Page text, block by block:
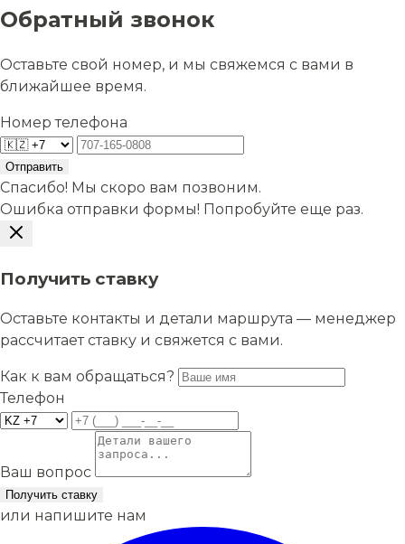
Обратный звонок
Оставьте свой номер, и мы свяжемся с вами в
ближайшее время.
Номер телефона
Отправить
Спасибо! Мы скоро вам позвоним.
Ошибка отправки формы! Попробуйте еще раз.
Получить ставку
Оставьте контакты и детали маршрута — менеджер
рассчитает ставку и свяжется с вами.
Как к вам обращаться?
Телефон
Ваш вопрос
Получить ставку
или напишите нам